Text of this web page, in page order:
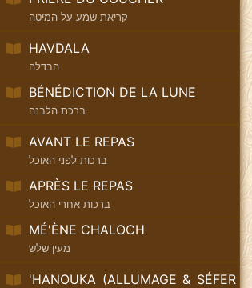
קריאת שמע על המיטה
HAVDALA
הבדלה
BÉNÉDICTION DE LA LUNE
ברכת הלבנה
AVANT LE REPAS
ברכות לפני האוכל
APRÈS LE REPAS
ברכות אחרי האוכל
MÉ'ÈNE CHALOCH
מעין שלש
'HANOUKA (ALLUMAGE & SÉFER